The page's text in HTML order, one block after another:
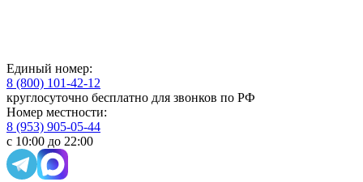
Единый номер:
8 (800) 101-42-12
круглосуточно бесплатно для звонков по РФ
Номер местности:
8 (953) 905-05-44
с 10:00 до 22:00